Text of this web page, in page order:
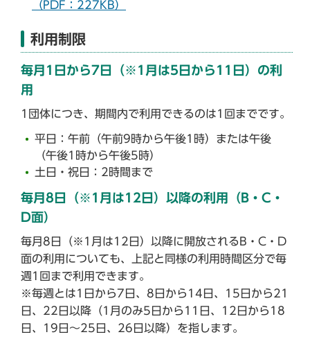
（PDF：227KB）
利用制限
毎月1日から7日（※1月は5日から11日）の利
用
1団体につき、期間内で利用できるのは1回までです。
平日：午前（午前9時から午後1時）または午後
（午後1時から午後5時）
土日・祝日：2時間まで
毎月8日（※1月は12日）以降の利用（B・C・
D面）
毎月8日（※1月は12日）以降に開放されるB・C・D
面の利用についても、上記と同様の利用時間区分で毎
週1回まで利用できます。
※毎週とは1日から7日、8日から14日、15日から21
日、22日以降（1月のみ5日から11日、12日から18
日、19日～25日、26日以降）を指します。